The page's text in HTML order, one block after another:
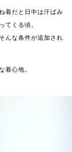
着だと日中は汗ばみ
てくる頃。
んな条件が追加され
着心地。